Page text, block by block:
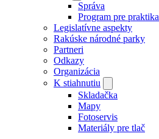
Správa
Program pre
Legislatívne aspekty
Rakúske národné parky
Partneri
Odkazy
Organizácia
K stiahnutiu
Skladačka
Mapy
Fotoservis
Materiály pre tlač